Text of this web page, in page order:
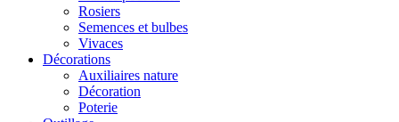
Rosiers
Semences et bulbes
Vivaces
Décorations
Auxiliaires nature
Décoration
Poterie